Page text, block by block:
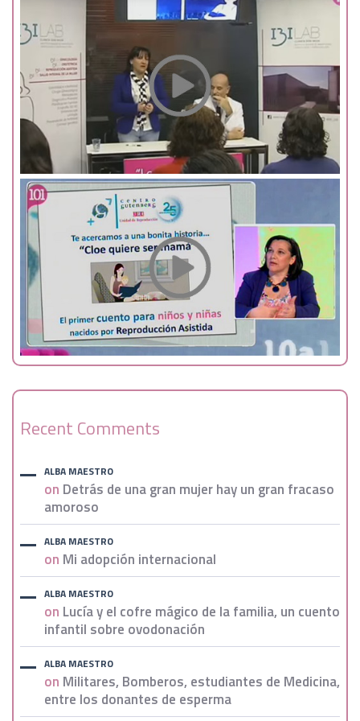
Recent Comments
ALBA MAESTRO
on Detrás de una gran mujer hay un gran fracaso
amoroso
ALBA MAESTRO
on Mi adopción internacional
ALBA MAESTRO
on Lucía y el cofre mágico de la familia, un cuento
infantil sobre ovodonación
ALBA MAESTRO
on Militares, Bomberos, estudiantes de Medicina,
entre los donantes de esperma